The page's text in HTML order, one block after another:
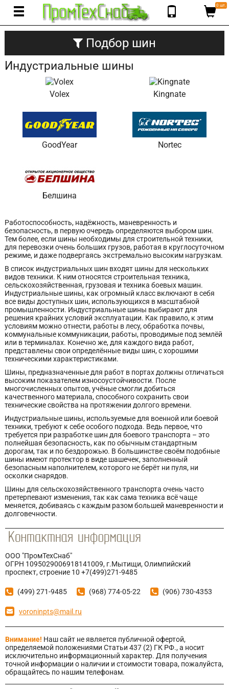
0 шт.
Подбор шин
Индустриальные шины
Volex Kingnate
GoodYear Nortec
Белшина
Работоспособность, надёжность, маневренность и
безопасность, в первую очередь определяются выбором шин.
Тем более, если шины необходимы для строительной техники,
для перевозки очень больших грузов, работая в круглосуточном
режиме, и даже подвергаясь экстремально высоким нагрузкам.
В список индустриальных шин входят шины для нескольких
видов техники. К ним относятся строительная техника,
сельскохозяйственная, грузовая и техника боевых машин.
Индустриальные шины, как огромный класс включают в себя
все виды доступных шин, использующихся в масштабной
промышленности. Индустриальные шины выбирают для
решения крайних условий эксплуатации. Как правило, к этим
условиям можно отнести, работы в лесу, обработка почвы,
коммунальные коммуникации, работы, проводимые под землёй
или в терминалах. Конечно же, для каждого вида работ,
представлены свои определённые виды шин, с хорошими
техническими характеристиками.
Шины, предназначенные для работ в портах должны отличаться
высоким показателем износоустойчивости. После
многочисленных опытов, учёные смогли добиться
качественного материала, способного сохранить свои
технические свойства на протяжении долгого времени.
Индустриальные шины, используемые для военной или боевой
техники, требуют к себе особого подхода. Ведь первое, что
требуется при разработке шин для боевого транспорта – это
полнейшая безопасность, как по обычным стандартным
дорогам, так и по бездорожью. В большинстве своём подобные
шины имеют протектор в виде шашечек, заполненный
безопасным наполнителем, которого не берёт ни пуля, ни
осколки снарядов.
Шины для сельскохозяйственного транспорта очень часто
претерпевают изменения, так как сама техника всё чаще
меняется, добиваясь с каждым разом большей маневренности и
долговечности.
ООО "ПромТехСнаб"
ОГРН 1095029006918141009, г.Мытищи, Олимпийский
проспект, строение 10 +7(499)271-9485
(499) 271-9485 (968) 774-05-22 (906) 730-4353
voroninpts@mail.ru
Внимание! Наш сайт не является публичной офертой,
определяемой положениями Статьи 437 (2) ГК РФ., а носит
исключительно информационный характер. Для получения
точной информации о наличии и стоимости товара, пожалуйста,
обращайтесь по нашим телефонам.